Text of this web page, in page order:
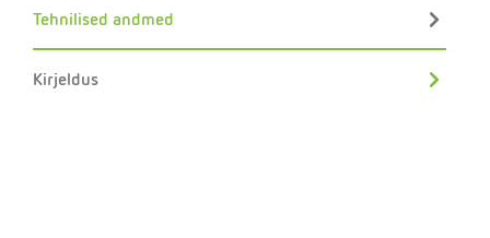
Tehnilised andmed
Kirjeldus